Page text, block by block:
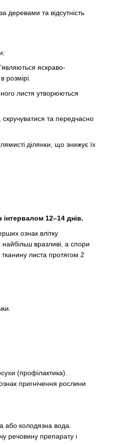
деревами та відсутність
яскраво-
розмірі.
листя утворюються
та передчасно
ділянки, що знижує їх
інтервалом 12–14 днів.
ознак влітку
вразливі, а спори
листа протягом 2
(профілактика).
пригнічення рослини
або колодязна вода.
речовину препарату і